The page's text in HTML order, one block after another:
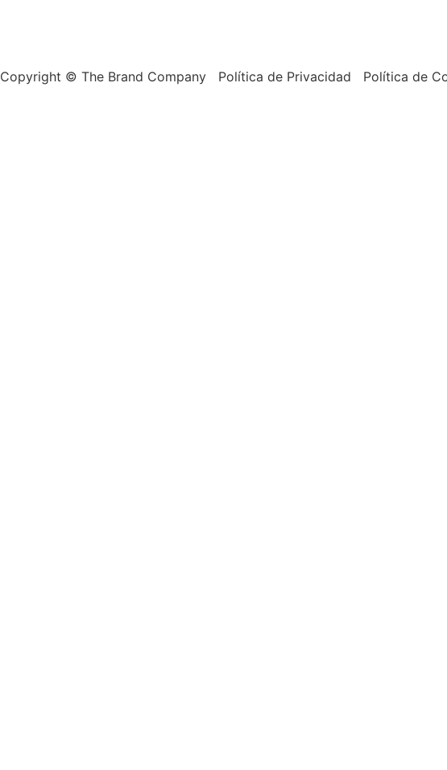
Copyright © The Brand Company Política de Privacidad Política de